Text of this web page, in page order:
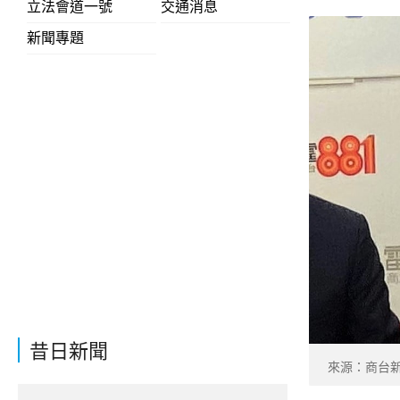
立法會道一號
交通消息
新聞專題
昔日新聞
來源：商台